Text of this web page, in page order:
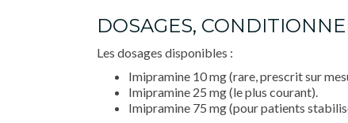
DOSAGES,
Les dosages disponibles :
Imipramine 10 mg (rare, prescrit sur
Imipramine 25 mg (le plus courant).
Imipramine 75 mg (pour patients